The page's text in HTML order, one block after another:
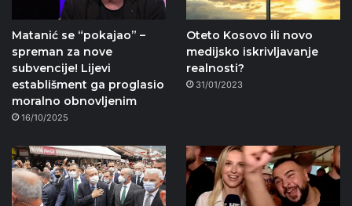
Matanić se “pokajao” –
spreman za nove
subvencije! Lijevi
establišment ga proglasio
moralno obnovljenim
16/10/2025
Oteto Kosovo ili novo
medijsko iskrivljavanje
realnosti?
31/01/2023